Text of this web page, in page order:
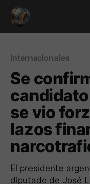
Internacionales
Se
se vio
lazos
El presidente
diputado de José